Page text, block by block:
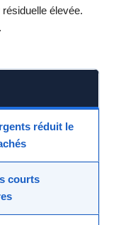
élevée.
réduit le
courts